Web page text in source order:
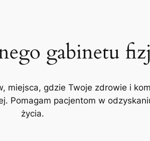
gabinetu
miejsca, gdzie Twoje zdrowie i
Pomagam pacjentom w
życia.